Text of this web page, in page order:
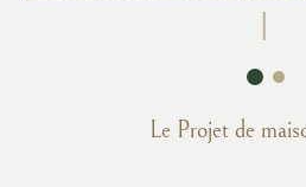
Le Projet de